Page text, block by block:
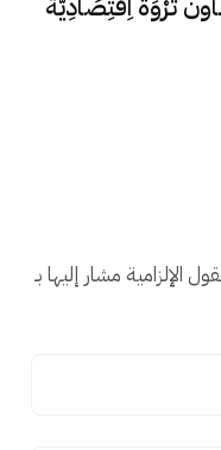
الإلزامية مشار إليها بـ